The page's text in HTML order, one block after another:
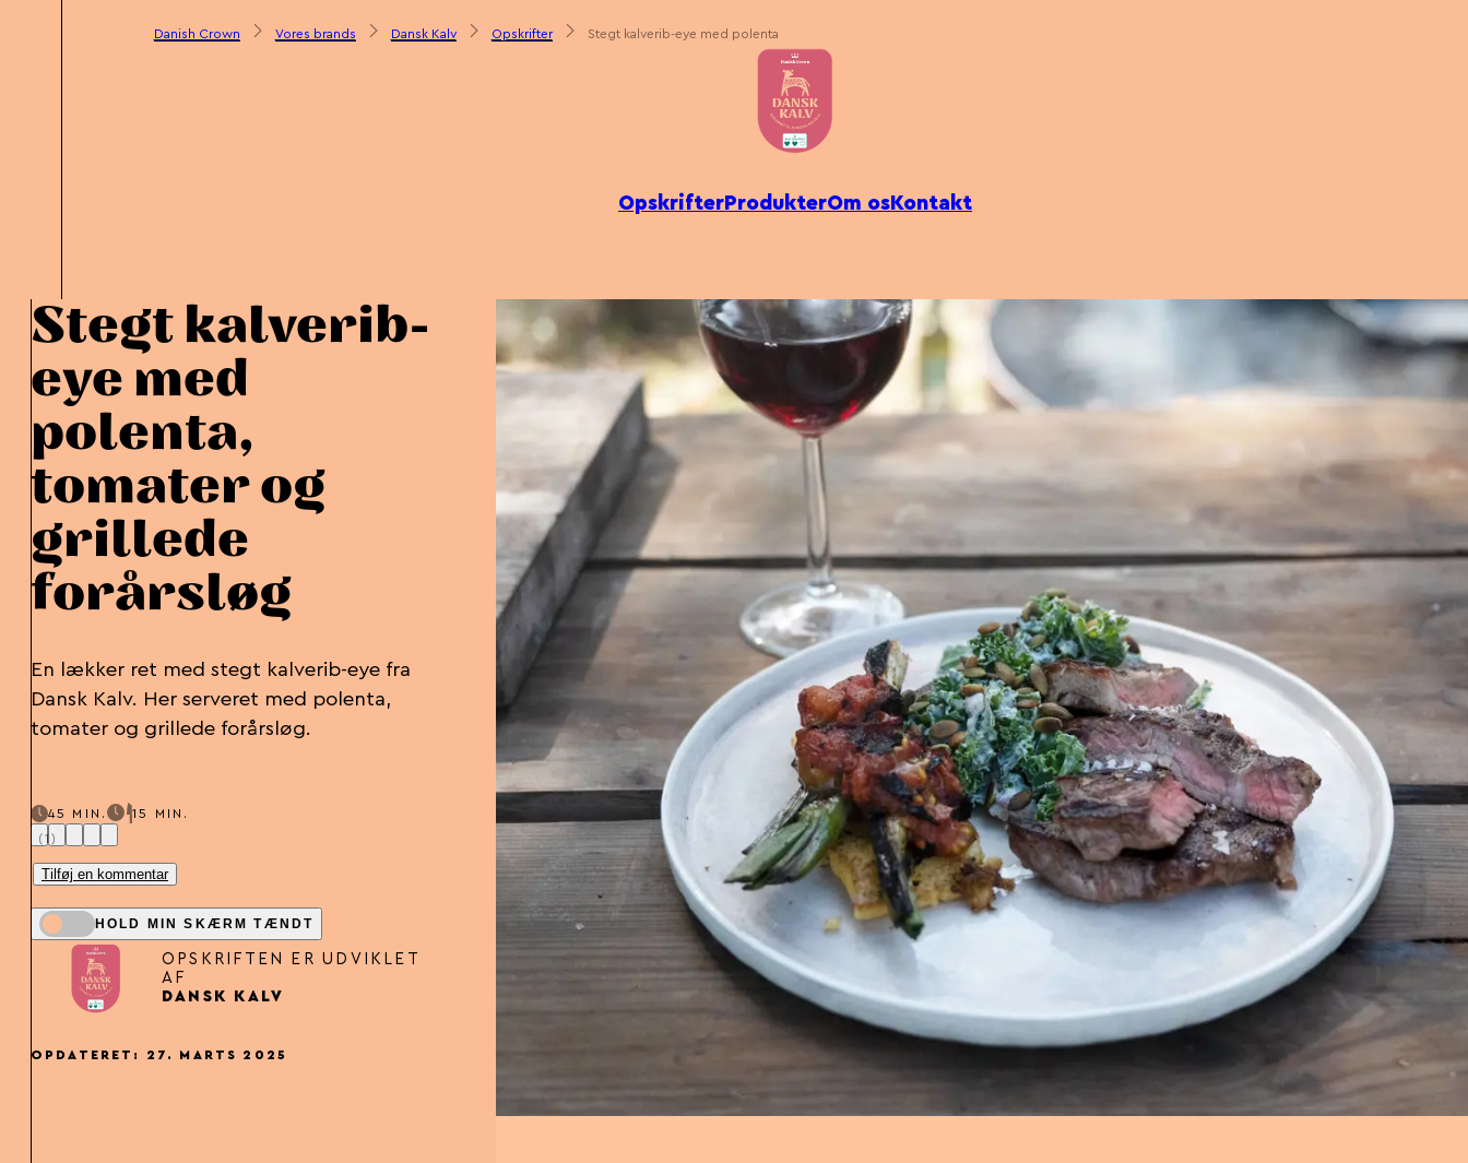
Danish Crown Vores brands Dansk Kalv Opskrifter Stegt kalverib-eye med polenta
Opskrifter ProdukterOm os Kontakt
Stegt kalverib-
eye med
polenta,
tomater og
grillede
forårsløg
En lækker ret med stegt kalverib-eye fra
Dansk Kalv. Her serveret med polenta,
tomater og grillede forårsløg.
45 MIN.
15 MIN.
(1)
Tilføj en kommentar
HOLD MIN SKÆRM TÆNDT
OPSKRIFTEN ER UDVIKLET
AF
DANSK KALV
OPDATERET: 27. MARTS 2025